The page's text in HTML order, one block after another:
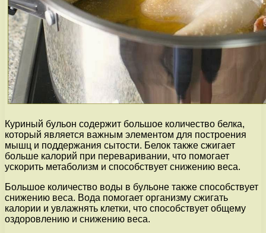
Куриный бульон содержит большое количество белка,
который является важным элементом для построения
мышц и поддержания сытости. Белок также сжигает
больше калорий при переваривании, что помогает
ускорить метаболизм и способствует снижению веса.
Большое количество воды в бульоне также способствует
снижению веса. Вода помогает организму сжигать
калории и увлажнять клетки, что способствует общему
оздоровлению и снижению веса.